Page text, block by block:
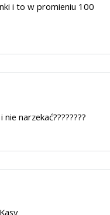
i to w promieniu 100
narzekać????????